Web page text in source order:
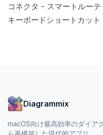
コネクタ - スマートルー
キーボードショートカット
Diagrammix
macOS向け最高効率のダイア
ら再構築した現代的アプリ。